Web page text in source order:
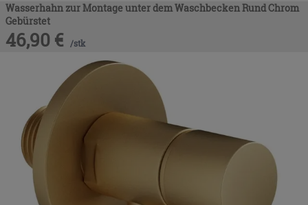
Wasserhahn zur Montage unter dem Waschbecken Rund Chrom
Gebürstet
46,90 € /stk